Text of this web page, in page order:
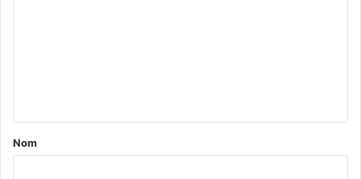
a
Nom